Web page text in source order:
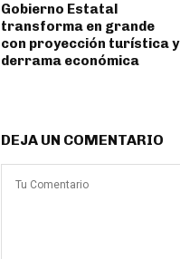
Gobierno Estatal
transforma en grande
con proyección turística y
derrama económica
DEJA UN COMENTARIO